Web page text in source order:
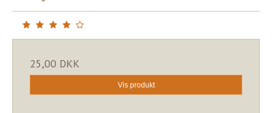
25,00 DKK
Vis produkt